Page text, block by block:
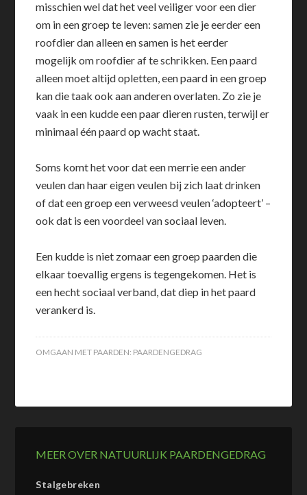
misschien wel dat het veel veiliger voor een dier
om in een groep te leven: samen zie je eerder een
roofdier dan alleen en samen is het eerder
mogelijk om roofdier af te schrikken. Een paard
alleen moet altijd opletten, een paard in een groep
kan die taak ook aan anderen overlaten. Zo zie je
vaak in een kudde een paar dieren rusten, terwijl er
minimaal één paard op wacht staat.
Soms komt het voor dat een merrie een ander
veulen dan haar eigen veulen bij zich laat drinken
of dat een groep een verweesd veulen ‘adopteert’ –
ook dat is een voordeel van sociaal leven.
Een kudde is niet zomaar een groep paarden die
elkaar toevallig ergens is tegengekomen. Het is
een hecht sociaal verband, dat diep in het paard
verankerd is.
OMGAAN MET PAARDEN: PAARDENGEDRAG
MEER OVER NATUURLIJK PAARDENGEDRAG
Stalgebreken